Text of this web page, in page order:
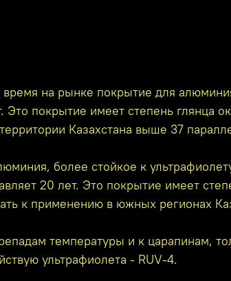
на рынке покрытие для
Это покрытие имеет степень глянца
Казахстана выше 37
более стойкое к
20 лет. Это покрытие имеет
к применению в южных регионах
температуры и к царапинам,
ультрафиолета - RUV-4.